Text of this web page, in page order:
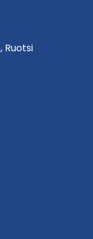
Ruotsi